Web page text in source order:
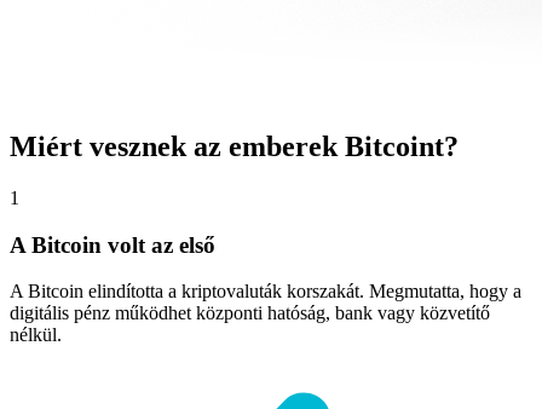
Miért vesznek az emberek Bitcoint?
1
A Bitcoin volt az első
A Bitcoin elindította a kriptovaluták korszakát. Megmutatta, hogy a
digitális pénz működhet központi hatóság, bank vagy közvetítő
nélkül.